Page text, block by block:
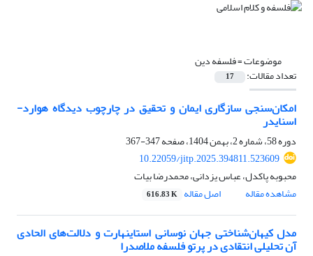
موضوعات =فلسفه دین
تعداد مقالات: 17
امکان‌سنجی سازگاری ایمان و تحقیق در چارچوب دیدگاه هوارد-
اسنایدر
دوره 58، شماره 2، بهمن 1404، صفحه
347-367
10.22059/jitp.2025.394811.523609
محبوبه پاکدل، عباس یزدانی، محمدرضا بیات
مشاهده مقاله
اصل مقاله 616.83 K
مدل کیهان‌شناختی جهان نوسانی استاینهارت و دلالت‌های الحادی
آن‏ تحلیلی انتقادی در پرتو فلسفه ملاصدرا